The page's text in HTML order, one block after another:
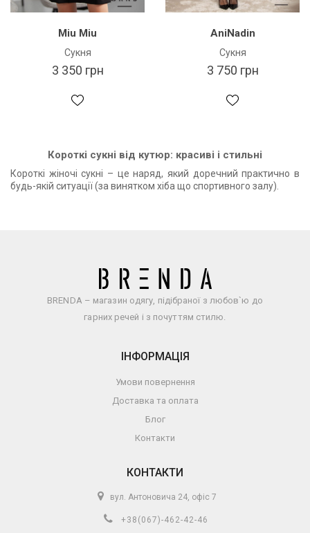
Miu Miu
Сукня
3 350 грн
AniNadin
Сукня
3 750 грн
Короткі сукні від кутюр: красиві і стильні
Короткі жіночі сукні – це наряд, який доречний практично в
будь-якій ситуації (за винятком хіба що спортивного залу).
BRENDA – магазин одягу, підібраної з любов`ю до
гарних речей і з почуттям стилю.
ІНФОРМАЦІЯ
Умови повернення
Доставка та оплата
Блог
Контакти
КОНТАКТИ
вул. Антоновича 24, офіс 7
+38(067)-462-42-46